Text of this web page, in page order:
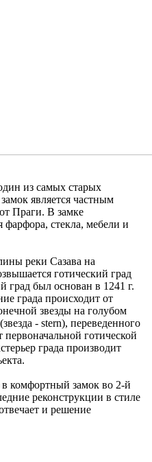
из самых старых
является частным
Праги. В замке
фарфора, стекла, мебели и
реки Сазава на
готический град
был основан в 1241 г.
града происходит от
звезды на голубом
- stern), переведенного
готической
града производит
в комфортный замок во 2-й
реконструкции в стиле
и решение